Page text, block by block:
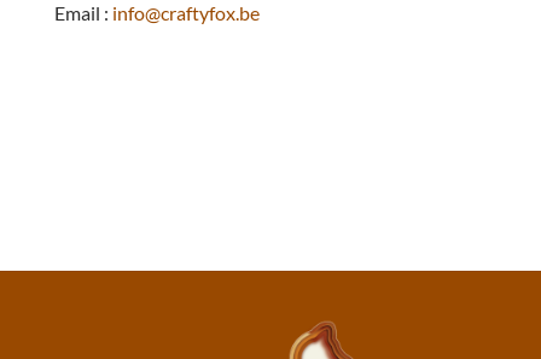
Email : info@craftyfox.be